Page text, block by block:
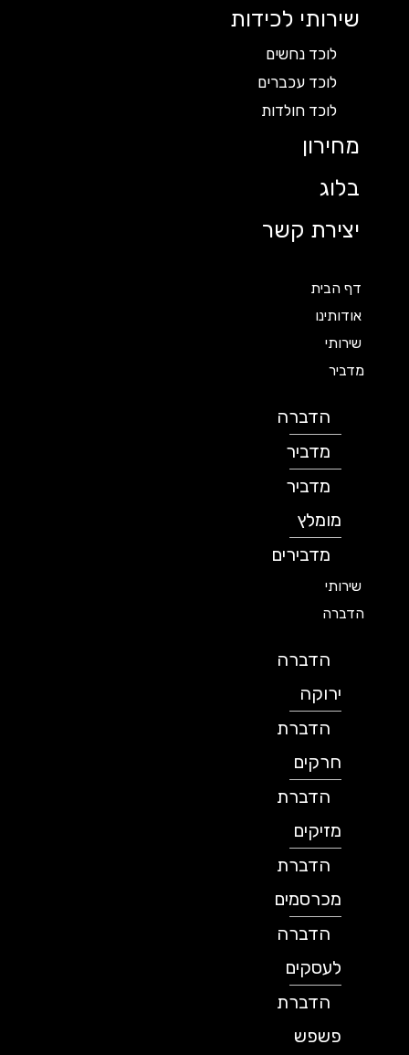
שירותי לכידות
לוכד נחשים
לוכד עכברים
לוכד חולדות
מחירון
בלוג
יצירת קשר
דף הבית
אודותינו
שירותי
מדביר
הדברה
מדביר
מדביר
מומלץ
מדבירים
שירותי
הדברה
הדברה
ירוקה
הדברת
חרקים
הדברת
מזיקים
הדברת
מכרסמים
הדברה
לעסקים
הדברת
פשפש